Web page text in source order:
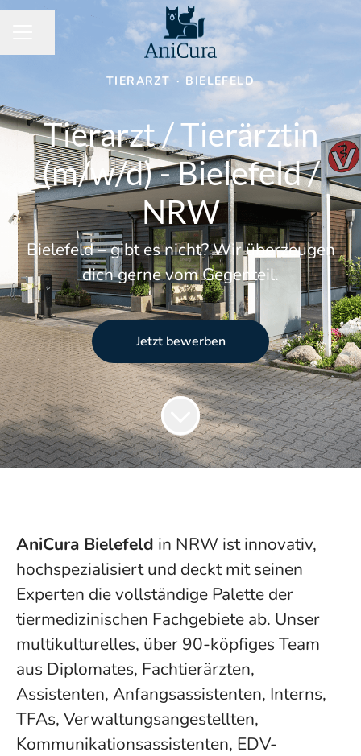
TIERARZT · BIELEFELD
Tierarzt / Tierärztin
(m/w/d) - Bielefeld /
NRW
Bielefeld – gibt es nicht? Wir überzeugen
dich gerne vom Gegenteil.
Jetzt bewerben
AniCura Bielefeld in NRW ist innovativ,
hochspezialisiert und deckt mit seinen
Experten die vollständige Palette der
tiermedizinischen Fachgebiete ab. Unser
multikulturelles, über 90-köpfiges Team
aus Diplomates, Fachtierärzten,
Assistenten, Anfangsassistenten, Interns,
TFAs, Verwaltungsangestellten,
Kommunikationsassistenten, EDV-